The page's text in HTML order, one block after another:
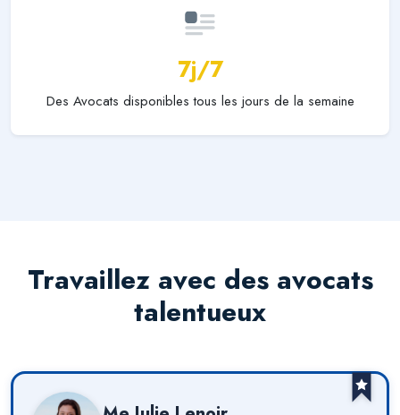
7j/7
Des Avocats disponibles tous les jours de la semaine
Travaillez avec des avocats
talentueux